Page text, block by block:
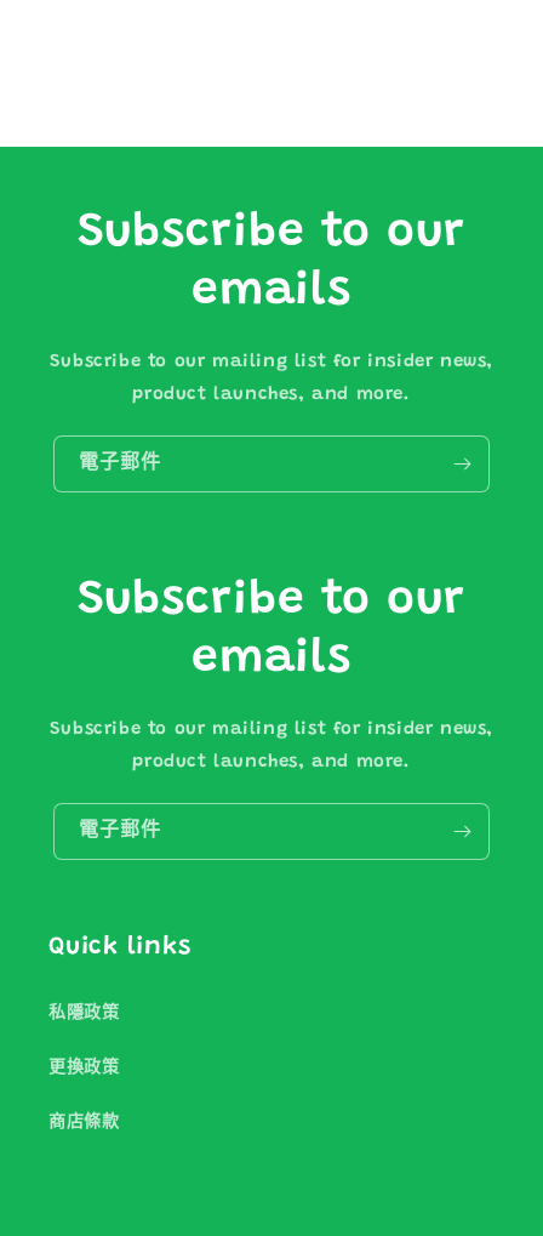
Subscribe to our
emails
Subscribe to our mailing list for insider news,
product launches, and more.
電子郵件
Subscribe to our
emails
Subscribe to our mailing list for insider news,
product launches, and more.
電子郵件
Quick links
私隱政策
更換政策
商店條款